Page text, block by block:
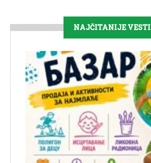
NAJČITANIJE VESTI